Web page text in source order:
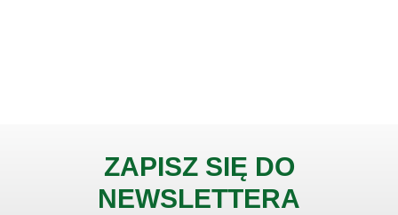
ZAPISZ SIĘ DO
NEWSLETTERA